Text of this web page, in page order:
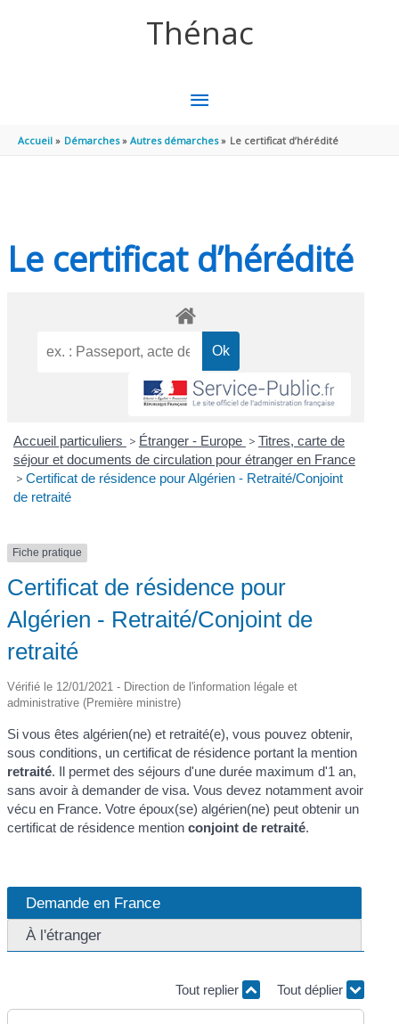
Thénac
MENU
PRINCIPAL
Accueil Démarches Autres démarches Le certificat d’hérédité
Le certificat d’hérédité
Accueil particuliers > Étranger - Europe > Titres, carte de
séjour et documents de circulation pour étranger en France
> Certificat de résidence pour Algérien - Retraité/Conjoint
de retraité
Fiche pratique
Certificat de résidence pour
Algérien - Retraité/Conjoint de
retraité
Vérifié le 12/01/2021 - Direction de l'information légale et
administrative (Première ministre)
Si vous êtes algérien(ne) et retraité(e), vous pouvez obtenir,
sous conditions, un certificat de résidence portant la mention
retraité. Il permet des séjours d'une durée maximum d'1 an,
sans avoir à demander de visa. Vous devez notamment avoir
vécu en France. Votre époux(se) algérien(ne) peut obtenir un
certificat de résidence mentionconjoint de retraité.
Demande en France
À l'étranger
Tout replier Tout déplier